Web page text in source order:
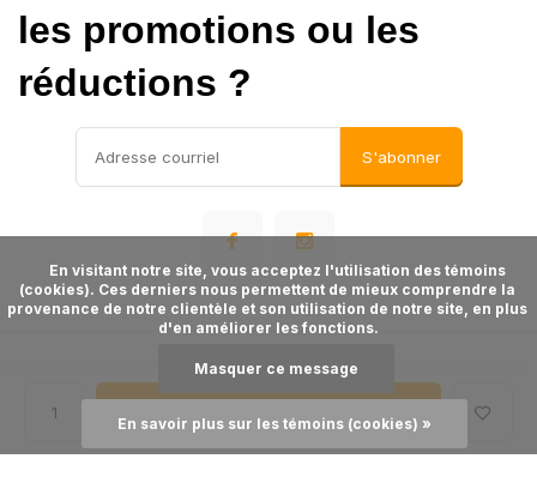
les promotions ou les
réductions ?
S'abonner
- Theme made byWebdinge
(cookies). Ces derniers nous permettent de mieux comprendre la
provenance de notre clientèle et son utilisation de notre site, en plus
d'en améliorer les fonctions.
Masquer ce message
En savoir plus sur les témoins (cookies) »